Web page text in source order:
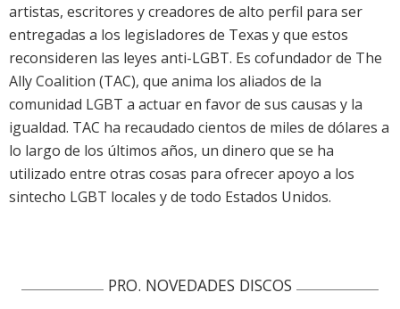
artistas, escritores y creadores de alto perfil para ser
entregadas a los legisladores de Texas y que estos
reconsideren las leyes anti-LGBT. Es cofundador de The
Ally Coalition (TAC), que anima los aliados de la
comunidad LGBT a actuar en favor de sus causas y la
igualdad. TAC ha recaudado cientos de miles de dólares a
lo largo de los últimos años, un dinero que se ha
utilizado entre otras cosas para ofrecer apoyo a los
sintecho LGBT locales y de todo Estados Unidos.
PRO. NOVEDADES DISCOS